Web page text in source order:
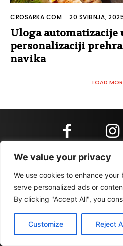
We value your privacy
We use cookies to enhance
serve personalized ads or
By clicking "Accept All", you
Customize Reject
CROSARKA.COM -20 SVIBNJA,
Uloga automatizacije
personalizaciji
navika
LOAD
KONTAKT
IMPRESSUM